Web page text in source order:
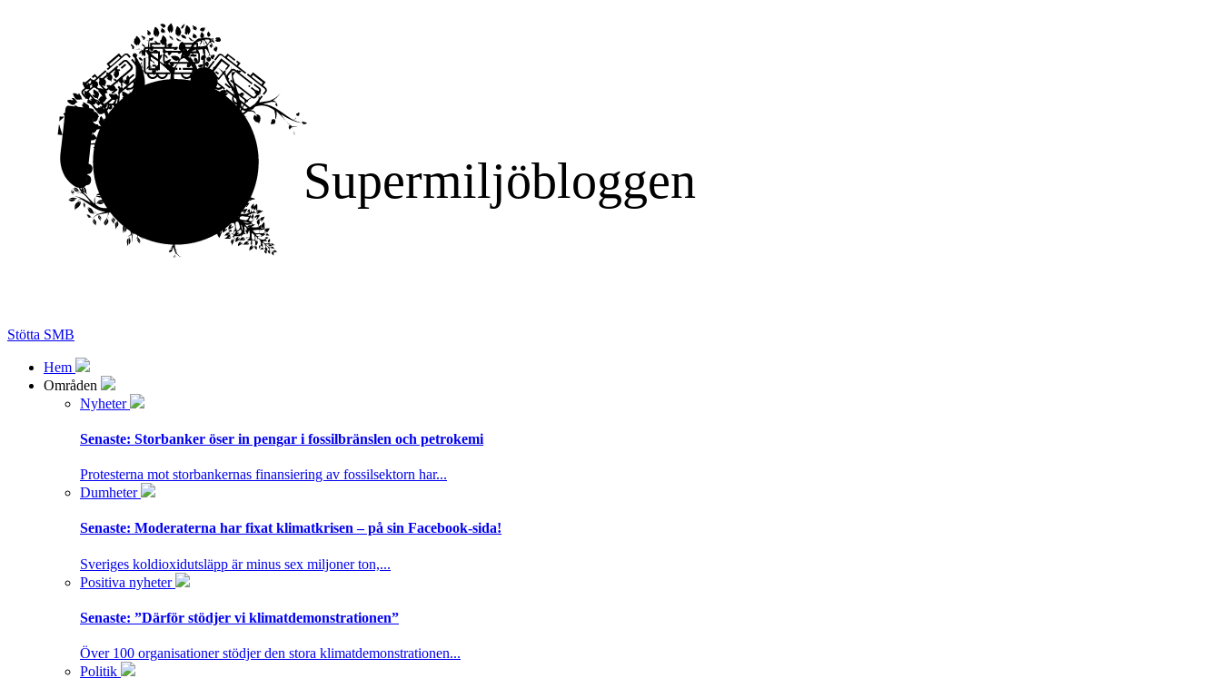
Supermiljöbloggen
Stötta SMB
Hem
Områden
Nyheter
Senaste: Storbanker öser in pengar i fossilbränslen och petrokemi
Protesterna mot storbankernas finansiering av fossilsektorn har...
Dumheter
Senaste: Moderaterna har fixat klimatkrisen – på sin Facebook-sida!
Sveriges koldioxidutsläpp är minus sex miljoner ton,...
Positiva nyheter
Senaste: ”Därför stödjer vi klimatdemonstrationen”
Över 100 organisationer stödjer den stora klimatdemonstrationen...
Politik